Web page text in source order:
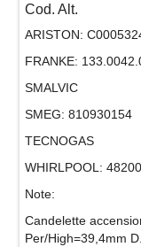
Cod. Alt.
ARISTON:
FRANKE:
SMALVIC
SMEG: 810930154
TECNOGAS
WHIRLPOOL:
Note:
Candelette
Per/High=39,4mm